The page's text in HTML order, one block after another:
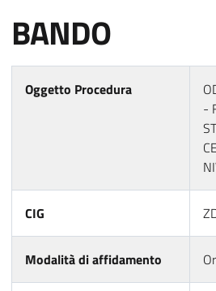
BANDO
Oggetto Procedura
-
CIG
Modalità di affidamento